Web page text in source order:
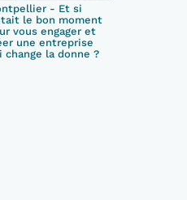
- Et si
le bon moment
vous engager et
une entreprise
change la donne ?